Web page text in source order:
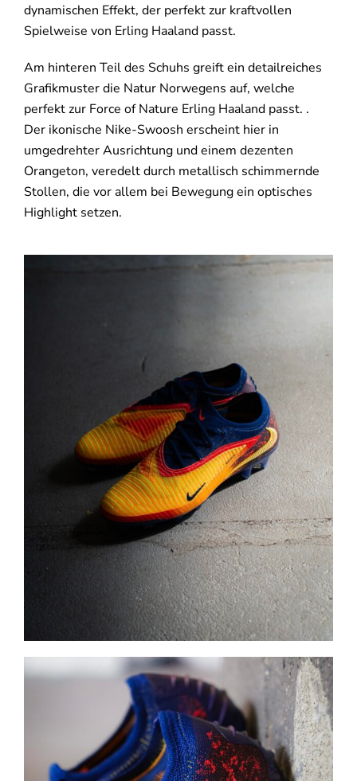
dynamischen Effekt, der perfekt zur kraftvollen
Spielweise von Erling Haaland passt.
Am hinteren Teil des Schuhs greift ein detailreiches
Grafikmuster die Natur Norwegens auf, welche
perfekt zur Force of Nature Erling Haaland passt. .
Der ikonische Nike-Swoosh erscheint hier in
umgedrehter Ausrichtung und einem dezenten
Orangeton, veredelt durch metallisch schimmernde
Stollen, die vor allem bei Bewegung ein optisches
Highlight setzen.